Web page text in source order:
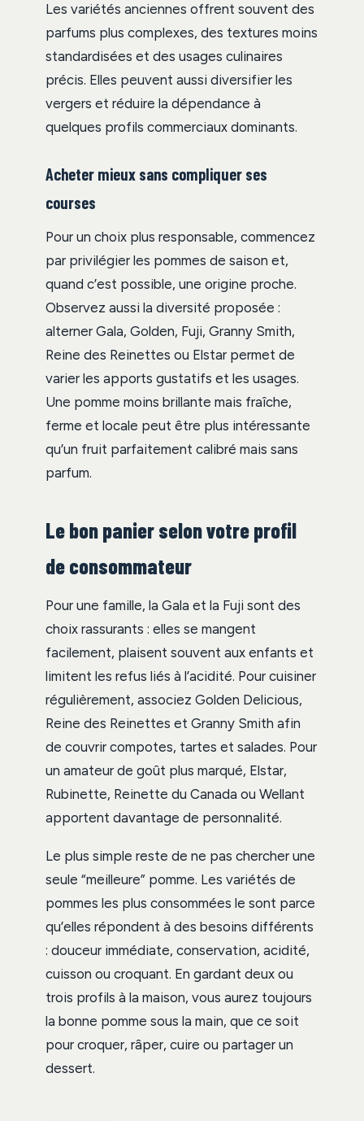
Les variétés anciennes offrent souvent des
parfums plus complexes, des textures moins
standardisées et des usages culinaires
précis. Elles peuvent aussi diversifier les
vergers et réduire la dépendance à
quelques profils commerciaux dominants.
Acheter mieux sans compliquer ses
courses
Pour un choix plus responsable, commencez
par privilégier les pommes de saison et,
quand c’est possible, une origine proche.
Observez aussi la diversité proposée :
alterner Gala, Golden, Fuji, Granny Smith,
Reine des Reinettes ou Elstar permet de
varier les apports gustatifs et les usages.
Une pomme moins brillante mais fraîche,
ferme et locale peut être plus intéressante
qu’un fruit parfaitement calibré mais sans
parfum.
Le bon panier selon votre profil
de consommateur
Pour une famille, la Gala et la Fuji sont des
choix rassurants : elles se mangent
facilement, plaisent souvent aux enfants et
limitent les refus liés à l’acidité. Pour cuisiner
régulièrement, associez Golden Delicious,
Reine des Reinettes et Granny Smith afin
de couvrir compotes, tartes et salades. Pour
un amateur de goût plus marqué, Elstar,
Rubinette, Reinette du Canada ou Wellant
apportent davantage de personnalité.
Le plus simple reste de ne pas chercher une
seule “meilleure” pomme. Les variétés de
pommes les plus consommées le sont parce
qu’elles répondent à des besoins différents
: douceur immédiate, conservation, acidité,
cuisson ou croquant. En gardant deux ou
trois profils à la maison, vous aurez toujours
la bonne pomme sous la main, que ce soit
pour croquer, râper, cuire ou partager un
dessert.